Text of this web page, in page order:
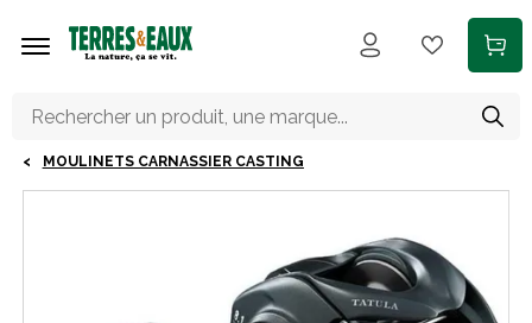
MOULINETS CARNASSIER CASTING